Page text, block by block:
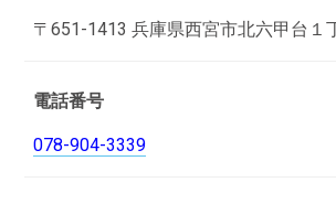
〒651-1413 兵庫県西宮市北六甲台１
電話番号
078-904-3339